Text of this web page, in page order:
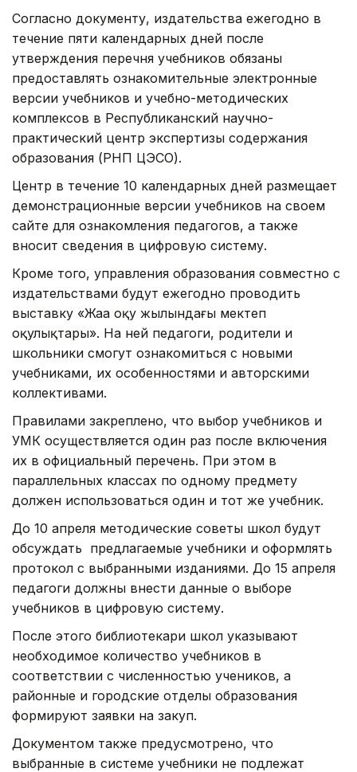
Согласно документу, издательства ежегодно в
течение пяти календарных дней после
утверждения перечня учебников обязаны
предоставлять ознакомительные электронные
версии учебников и учебно-методических
комплексов в Республиканский научно-
практический центр экспертизы содержания
образования (РНП ЦЭСО).
Центр в течение 10 календарных дней размещает
демонстрационные версии учебников на своем
сайте для ознакомления педагогов, а также
вносит сведения в цифровую систему.
Кроме того, управления образования совместно с
издательствами будут ежегодно проводить
выставку «Жаңа оқу жылындағы мектеп
оқулықтары». На ней педагоги, родители и
школьники смогут ознакомиться с новыми
учебниками, их особенностями и авторскими
коллективами.
Правилами закреплено, что выбор учебников и
УМК осуществляется один раз после включения
их в официальный перечень. При этом в
параллельных классах по одному предмету
должен использоваться один и тот же учебник.
До 10 апреля методические советы школ будут
обсуждать предлагаемые учебники и оформлять
протокол с выбранными изданиями. До 15 апреля
педагоги должны внести данные о выборе
учебников в цифровую систему.
После этого библиотекари школ указывают
необходимое количество учебников в
соответствии с численностью учеников, а
районные и городские отделы образования
формируют заявки на закуп.
Документом также предусмотрено, что
выбранные в системе учебники не подлежат